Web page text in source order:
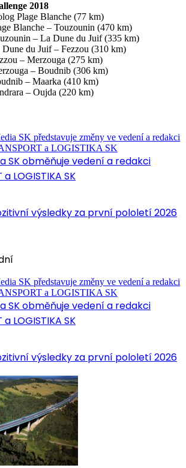
2018
Plage Blanche (77 km)
Blanche – Touzounin (470 km)
– La Dune du Juif (335 km)
du Juif – Fezzou (310 km)
– Merzouga (275 km)
– Boudnib (306 km)
– Maarka (410 km)
– Oujda (220 km)
SK obměňuje vedení a redakci
a LOGISTIKA SK
výsledky za první pololetí 2026
SK obměňuje vedení a redakci
a LOGISTIKA SK
výsledky za první pololetí 2026